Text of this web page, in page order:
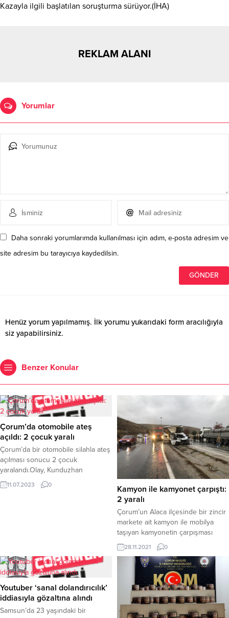
Kazayla ilgili başlatılan soruşturma sürüyor.(İHA)
REKLAM ALANI
Yorumlar
Daha sonraki yorumlarımda kullanılması için adım, e-posta adresim ve
site adresim bu tarayıcıya kaydedilsin.
Henüz yorum yapılmamış. İlk yorumu yukarıdaki form aracılığıyla
siz yapabilirsiniz.
Benzer Konular
Çorum’da otomobile ateş
açıldı: 2 çocuk yaralı
Çorum’da bir otomobile silahla ateş
açılması sonucu 2 çocuk
yaralandı.Olay, Kunduzhan
Mahallesi Çiriş 1. Sokak’ta meydana
geldi. Edinilen bilgiye göre, sokağa
11.07.2023 0
Kamyon ile kamyonet çarpıştı:
2 yaralı
Çorum’un Alaca ilçesinde bir zincir
markete ait kamyon ile mobilya
taşıyan kamyonetin çarpışması
sonucu meydana gelen trafik
kazasında 2 kişi yaralandı. Kaza,
Çorum-Alaca karayolunda meydana
geldi. Edinilen bilgilere göre, Alaca
istikametinden Çorum istikametine
seyir halinde olan Yusuf Soylu
idaresindeki 19 UH 056 plakalı
kamyonet Çorum’dan Alaca ilçesi
28.11.2021 0
Youtuber ‘sanal dolandırıcılık’
iddiasıyla gözaltına alındı
Samsun’da 23 yaşındaki bir